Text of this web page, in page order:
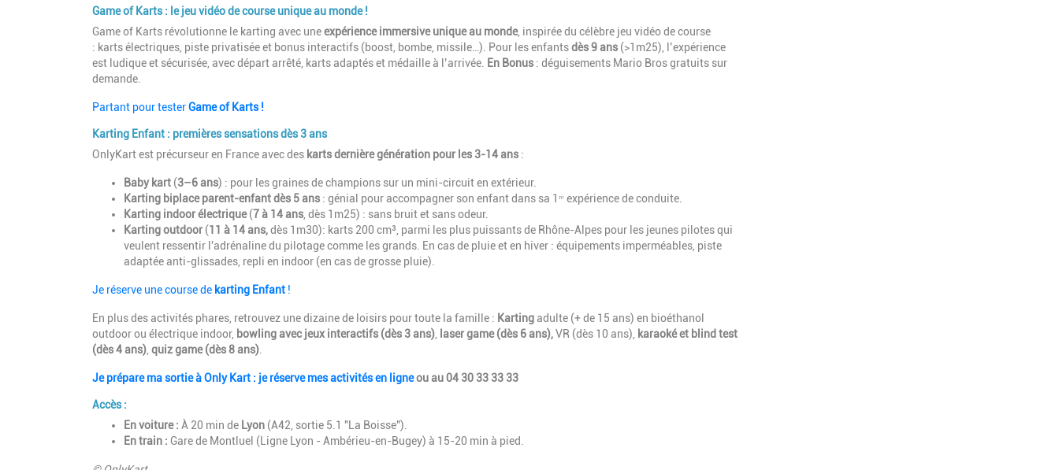
Game of Karts : le jeu vidéo de course unique au monde !
Game of Karts révolutionne le karting avec uneexpérience immersive unique au monde, inspirée du célèbre jeu vidéo de course
: karts électriques, piste privatisée et bonus interactifs (boost, bombe, missile…). Pour les enfantsdès 9 ans (>1m25), l’expérience
est ludique et sécurisée, avec départ arrêté, karts adaptés et médaille à l’arrivée.
En Bonus : déguisements Mario Bros gratuits sur
demande.
Partant pour testerGame of Karts !
Karting Enfant : premières sensations dès 3 ans
OnlyKart est précurseur en France avec des karts dernière génération pour les 3-14 ans :
Baby kart (3–6 ans) : pour les graines de champions sur un mini-circuit en extérieur.
Karting biplace parent-enfantdès 5 ans : génial pour accompagner son enfant dans sa 1ʳᵉ expérience de conduite.
Karting indoor électrique(7 à 14 ans , dès 1m25) : sans bruit et sans odeur.
Karting outdoor (11 à 14 ans,dès 1m30): karts 200 cm³, parmi les plus puissants de Rhône-Alpes pour les jeunes pilotes qui
veulent ressentir l'adrénaline du pilotage comme les grands. En cas de pluie et en hiver : équipements imperméables, piste
adaptée anti-glissades, repli en indoor (en cas de grosse pluie).
Je réserve une course de karting Enfant !
En plus des activités phares, retrouvez une dizaine de loisirs pour toute la famille : Kartingadulte (+ de 15 ans) en bioéthanol
outdoor ou électrique indoor, bowling avec jeux interactifs (dès 3 ans) laser game (dès 6 ans),VR (dès 10 ans),
karaoké et blind test
(dès 4 ans) quiz game (dès 8 ans)
Je prépare ma sortie à Only Kart : je réserve mes activités en ligneou au 04 30 33 33 33
Accès :
En voiture : À 20 min de Lyon (A42, sortie 5.1 "La Boisse").
En train : Gare de Montluel (Ligne Lyon - Ambérieu-en-Bugey) à 15-20 min à pied.